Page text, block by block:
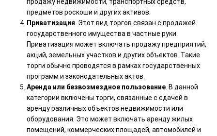
продажу недвижимости, транспортных средств,
предметов роскоши и других активов.
Приватизация. Этот вид торгов связан с продажей
государственного имущества в частные руки.
Приватизация может включать продажу предприятий,
акций, земельных участков и других объектов. Такие
торги обычно проводятся в рамках государственных
программ и законодательных актов.
Аренда или безвозмездное пользование. В данной
категории включены торги, связанные с сдачей в
аренду различных объектов недвижимости или
оборудования. Это может включать аренду жилых
помещений, коммерческих площадей, автомобилей и